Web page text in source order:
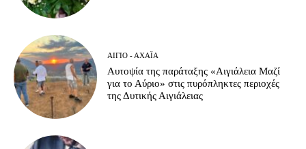
ΑΊΓΙΟ - ΑΧΑΪ́Α
Αυτοψία της παράταξης «Αιγιάλεια Μαζί
για το Αύριο» στις πυρόπληκτες περιοχές
της Δυτικής Αιγιάλειας